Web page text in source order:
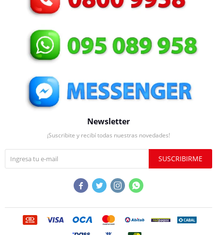
Newsletter
¡Suscribite y recibí todas nuestras novedades!
SUSCRIBIRME
   